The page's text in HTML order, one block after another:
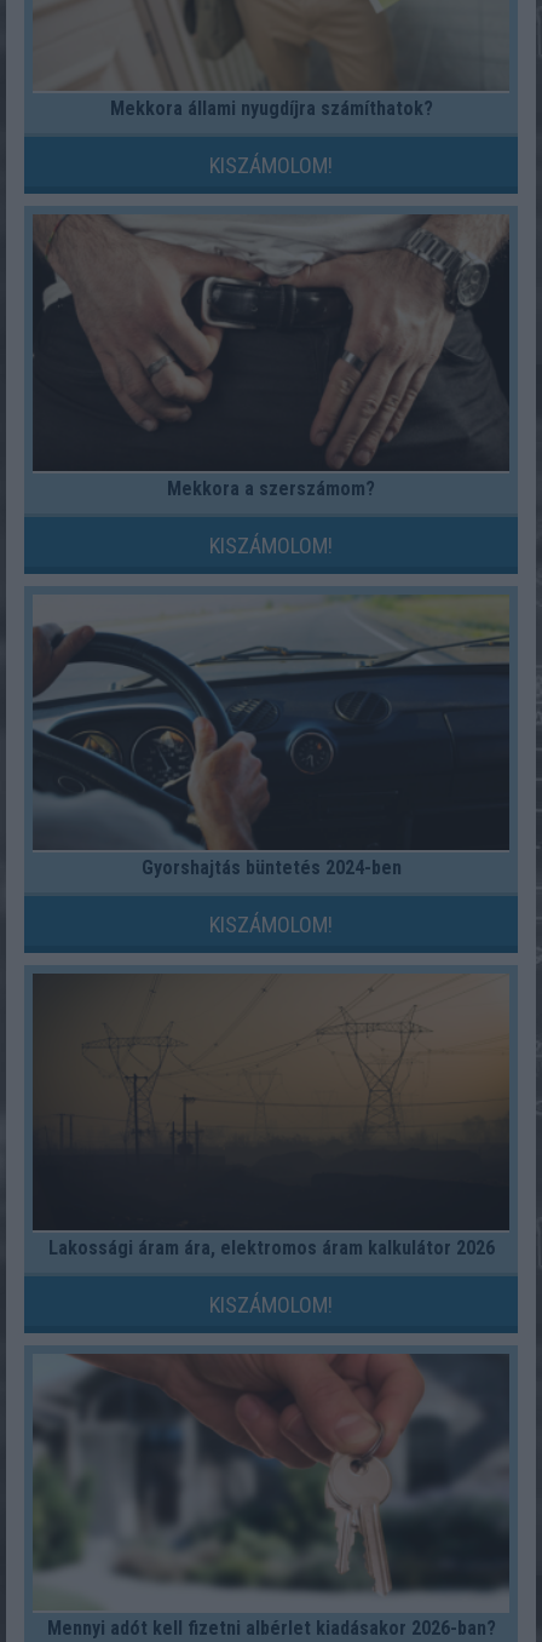
Mekkora állami nyugdíjra számíthatok?
KISZÁMOLOM!
Mekkora a szerszámom?
KISZÁMOLOM!
Gyorshajtás büntetés 2024-ben
KISZÁMOLOM!
Lakossági áram ára, elektromos áram kalkulátor 2026
KISZÁMOLOM!
Mennyi adót kell fizetni albérlet kiadásakor 2026-ban?